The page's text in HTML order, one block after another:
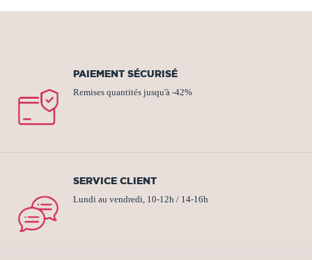
PAIEMENT SÉCURISÉ
Remises quantités jusqu'à -42%
SERVICE CLIENT
Lundi au vendredi, 10-12h / 14-16h